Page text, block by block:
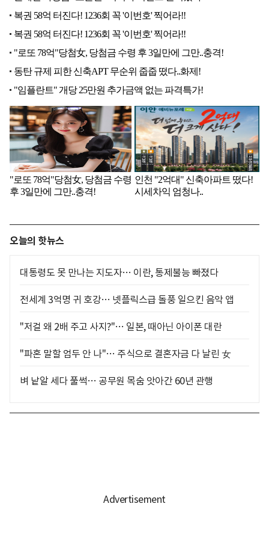
오늘의 핫뉴스
대통령도 못 만나는 지도자… 이란, 통제불능 빠졌다
전세계 3억명 귀 호강… 넷플릭스급 돌풍 일으킨 음악 앱
"저걸 왜 2배 주고 사지?"… 일본, 때아닌 아이폰 대란
"파혼 말할 엄두 안 나"… 주식으로 결혼자금 다 날린 女
벼 낱알 세다 풀썩… 공무원 목숨 앗아간 60년 관행